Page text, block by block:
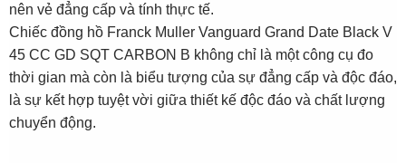
nên vẻ đẳng cấp và tính thực tế.
Chiếc đồng hồ Franck Muller Vanguard Grand Date Black V
45 CC GD SQT CARBON B không chỉ là một công cụ đo
thời gian mà còn là biểu tượng của sự đẳng cấp và độc đáo,
là sự kết hợp tuyệt vời giữa thiết kế độc đáo và chất lượng
chuyển động.